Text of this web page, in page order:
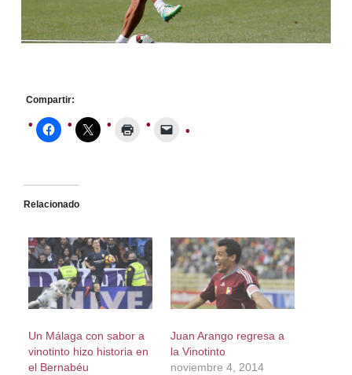
Compartir:
Relacionado
Un Málaga con sabor a
vinotinto hizo historia en
el Bernabéu
Juan Arango regresa a
la Vinotinto
noviembre 4, 2014